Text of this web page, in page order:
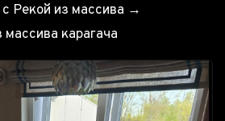
Рекой из массива →
карагача